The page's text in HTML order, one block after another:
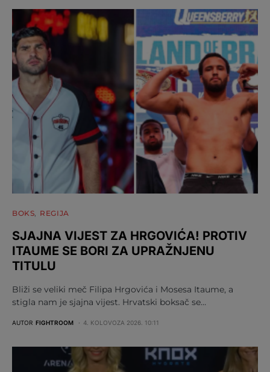
BOKS REGIJA
SJAJNA VIJEST ZA HRGOVIĆA! PROTIV
ITAUME SE BORI ZA UPRAŽNJENU
TITULU
Bliži se veliki meč Filipa Hrgovića i Mosesa Itaume, a
stigla nam je sjajna vijest. Hrvatski boksač se…
AUTOR FIGHTROOM 4. KOLOVOZA 2026. 10:11